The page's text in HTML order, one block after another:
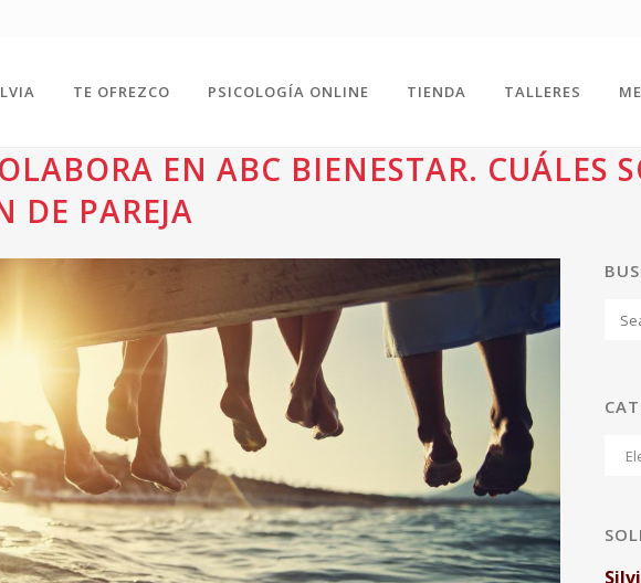
TE OFREZCO PSICOLOGÍA ONLINE TIENDA TALLERES
EN ABC BIENESTAR. CUÁLES
DE PAREJA